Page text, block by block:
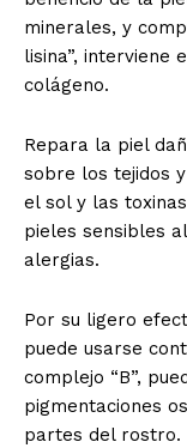
minerales, y
lisina”, interviene
colágeno.
Repara la piel
sobre los tejidos
el sol y las
pieles sensibles
alergias.
Por su ligero
puede usarse
complejo “B”,
pigmentaciones
partes del rostro.